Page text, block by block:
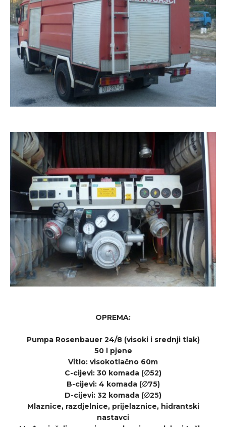
OPREMA:
Pumpa Rosenbauer 24/8 (visoki i srednji tlak)
50 l pjene
Vitlo: visokotlačno 60m
C-cijevi: 30 komada (∅52)
B-cijevi: 4 komada (∅75)
D-cijevi: 32 komada (∅25)
Mlaznice, razdjelnice, prijelaznice, hidrantski
nastavci